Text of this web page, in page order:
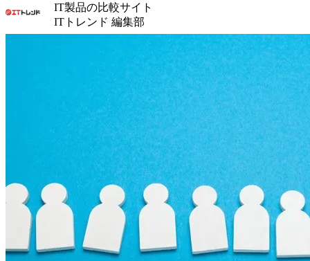
IT製品の比較サイト
ITトレンド 編集部